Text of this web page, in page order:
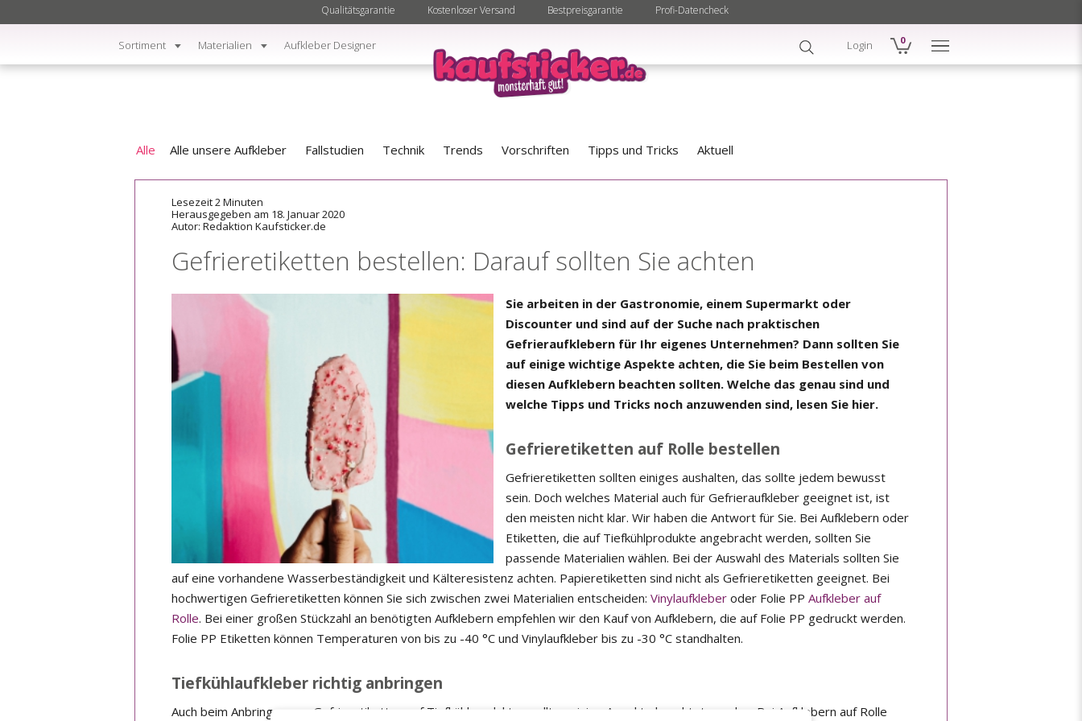
Login 0
Sortiment Materialien Aufkleber Designer
Qualitätsgarantie Kostenloser Versand Bestpreisgarantie Profi-Datencheck
Alle Alle unsere Aufkleber Fallstudien Technik Trends Vorschriften Tipps und Tricks Aktuell
Lesezeit 2 Minuten
Herausgegeben am 18. Januar 2020
Autor: Redaktion Kaufsticker.de
Gefrieretiketten bestellen: Darauf sollten Sie achten
Sie arbeiten in der Gastronomie, einem Supermarkt oder
Discounter und sind auf der Suche nach praktischen
Gefrieraufklebern für Ihr eigenes Unternehmen? Dann sollten Sie
auf einige wichtige Aspekte achten, die Sie beim Bestellen von
diesen Aufklebern beachten sollten. Welche das genau sind und
welche Tipps und Tricks noch anzuwenden sind, lesen Sie hier.
Gefrieretiketten auf Rolle bestellen
Gefrieretiketten sollten einiges aushalten, das sollte jedem bewusst
sein. Doch welches Material auch für Gefrieraufkleber geeignet ist, ist
den meisten nicht klar. Wir haben die Antwort für Sie. Bei Aufklebern oder
Etiketten, die auf Tiefkühlprodukte angebracht werden, sollten Sie
passende Materialien wählen. Bei der Auswahl des Materials sollten Sie
auf eine vorhandene Wasserbeständigkeit und Kälteresistenz achten. Papieretiketten sind nicht als Gefrieretiketten geeignet. Bei
hochwertigen Gefrieretiketten können Sie sich zwischen zwei Materialien entscheiden: Vinylaufkleber oder Folie PP Aufkleber auf
Rolle. Bei einer großen Stückzahl an benötigten Aufklebern empfehlen wir den Kauf von Aufklebern, die auf Folie PP gedruckt werden.
Folie PP Etiketten können Temperaturen von bis zu -40 °C und Vinylaufkleber bis zu -30 °C standhalten.
Tiefkühlaufkleber richtig anbringen
Auch beim Anbringen von Gefrieretiketten auf Tiefkühlprodukten sollten einige Aspekte beachtet werden. Bei Aufklebern auf Rolle